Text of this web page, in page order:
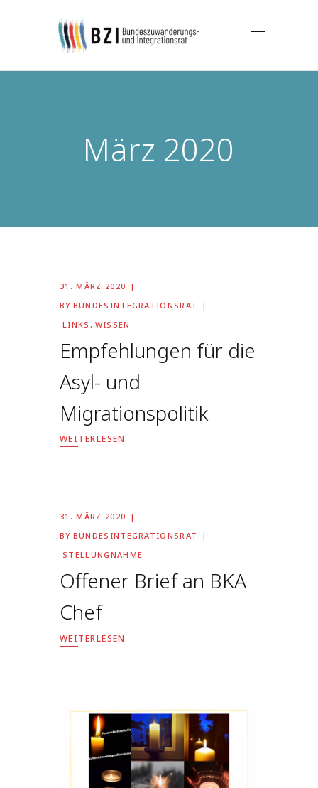
März 2020
31. MÄRZ 2020
BY BUNDESINTEGRATIONSRAT
LINKS , WISSEN
Empfehlungen für die
Asyl- und
Migrationspolitik
WEITERLESEN
31. MÄRZ 2020
BY BUNDESINTEGRATIONSRAT
STELLUNGNAHME
Offener Brief an BKA
Chef
WEITERLESEN